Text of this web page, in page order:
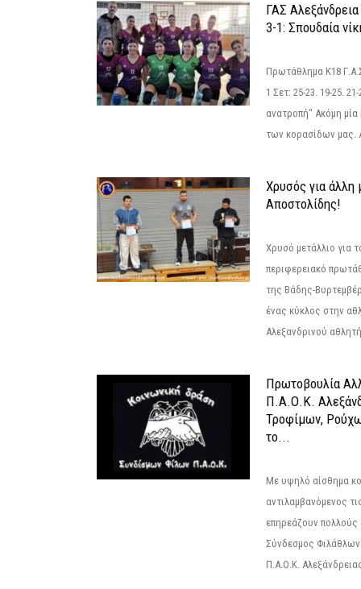
ΓΑΣ
3-1: Σπουδαία
Πρωτάθλημα Κ18
1 Σετ: 25-23. 19-25.
ανατροπή" Ακόμη μία
των κορασίδων μας.
Χρυσός για άλλη
Αποστολίδης!
Χρυσό μετάλλιο για
περιφερειακό
της Βάδης-
ένας κύκλος στην
Αλεξανδρινού
Πρωτοβουλία
Π.Α.Ο.Κ.
Τροφίμων,
το...
Με υψηλό αίσθημα
αντιλαμβανόμενος
επηρεάζουν πολλούς
Σύνδεσμος
Π.Α.Ο.Κ.